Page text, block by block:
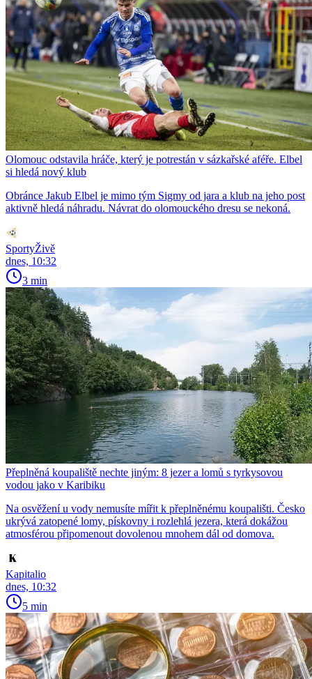
Olomouc odstavila hráče, který je potrestán v sázkařské aféře. Elbel
si hledá nový klub
Obránce Jakub Elbel je mimo tým Sigmy od jara a klub na jeho post
aktivně hledá náhradu. Návrat do olomouckého dresu se nekoná.
SportyŽivě
dnes, 10:32
3 min
Přeplněná koupaliště nechte jiným: 8 jezer a lomů s tyrkysovou
vodou jako v Karibiku
Na osvěžení u vody nemusíte mířit k přeplněnému koupališti. Česko
ukrývá zatopené lomy, pískovny i rozlehlá jezera, která dokážou
atmosférou připomenout dovolenou mnohem dál od domova.
Kapitalio
dnes, 10:32
5 min